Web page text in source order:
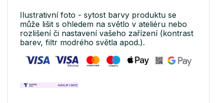
Ilustrativní foto - sytost barvy produktu se
může lišit s ohledem na světlo v ateliéru nebo
rozlišení či nastavení vašeho zařízení (kontrast
barev, filtr modrého světla apod.).